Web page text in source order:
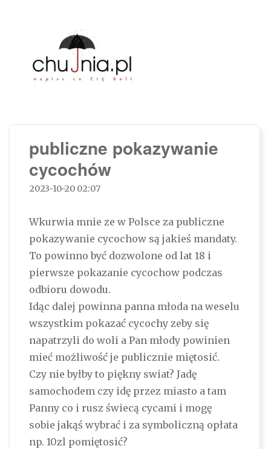
publiczne pokazywanie
cycochów
2023-10-20 02:07
Wkurwia mnie ze w Polsce za publiczne
pokazywanie cycochow są jakieś mandaty.
To powinno być dozwolone od lat 18 i
pierwsze pokazanie cycochow podczas
odbioru dowodu.
Idąc dalej powinna panna młoda na weselu
wszystkim pokazać cycochy zeby się
napatrzyli do woli a Pan młody powinien
mieć możliwość je publicznie miętosić.
Czy nie byłby to piękny swiat? Jadę
samochodem czy idę przez miasto a tam
Panny co i rusz świecą cycami i mogę
sobie jakąś wybrać i za symboliczną opłata
np. 10zl pomiętosić?